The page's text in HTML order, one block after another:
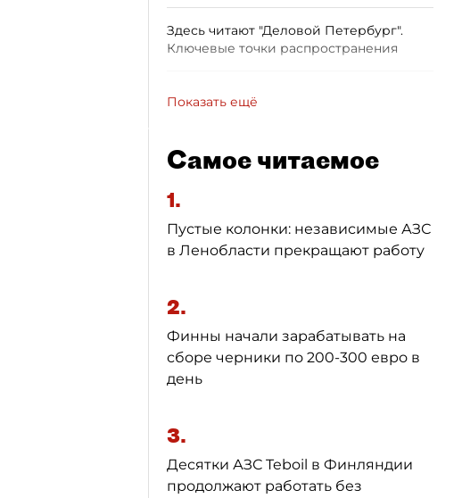
Здесь читают "Деловой Петербург".
Ключевые точки распространения
Показать ещё
Самое читаемое
1.
Пустые колонки: независимые АЗС
в Ленобласти прекращают работу
2.
Финны начали зарабатывать на
сборе черники по 200-300 евро в
день
3.
Десятки АЗС Teboil в Финляндии
продолжают работать без